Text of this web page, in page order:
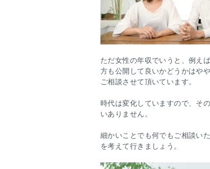
ただ女性の年収でいうと、例え
方も公開して良いかどうかはや
ご相談させて頂いています。
時代は変化していますので、そ
いありません。
細かいことでも何でもご相談い
を考えて行きましょう。